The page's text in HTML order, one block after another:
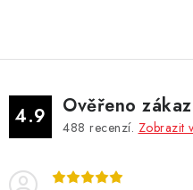
á
d
a
c
p
4.9 Ověřeno
488 recenzí. Zobrazit